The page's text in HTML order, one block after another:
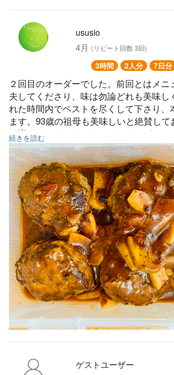
ususio
4月 (リピート回数 3回)
3時間 2人分 7日分
２回目のオーダーでした。前回とはメ
夫してくださり、味は勿論どれも美味し
れた時間内でベストを尽くして下さり、
ます。93歳の祖母も美味しいと絶賛し
が増えたようです。ありがとうございま
豚とゴボウの時雨煮
その他いろいろ
続きを読む
ゲストユーザー